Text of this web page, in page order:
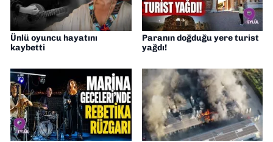
Ünlü oyuncu hayatını
kaybetti
Paranın doğduğu yere turist
yağdı!